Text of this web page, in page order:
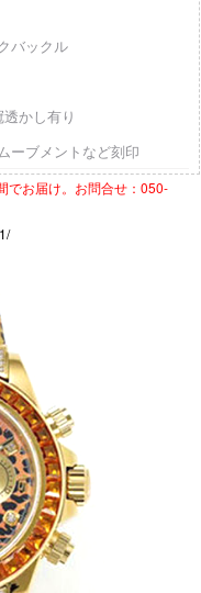
バックル
かし有り
ブメントなど刻印
でお届け。お問合せ：050-